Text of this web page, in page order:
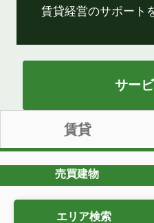
賃貸経営のサポート
サー
賃貸
売買建物
エリア検索